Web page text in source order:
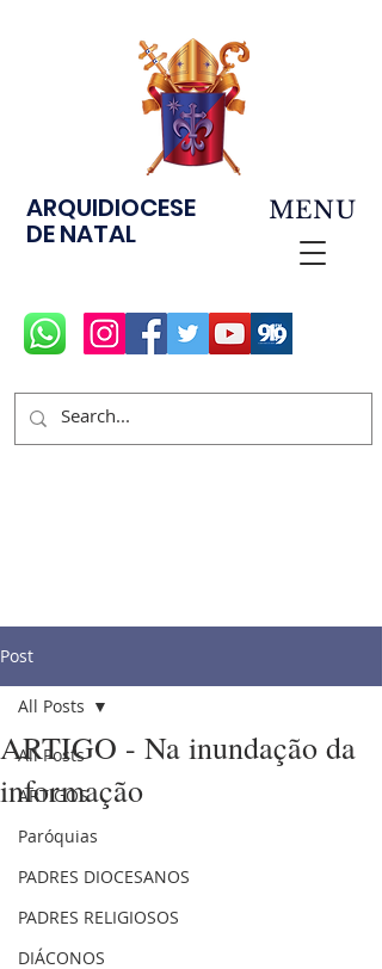
ARQUIDIOCESE
DE NATAL
MENU
Post
All Posts
ARTIGOS
Paróquias
PADRES DIOCESANOS
PADRES RELIGIOSOS
DIÁCONOS
All Posts
ARTIGO - Na inundação da
informação